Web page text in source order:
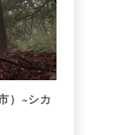
）~シカ